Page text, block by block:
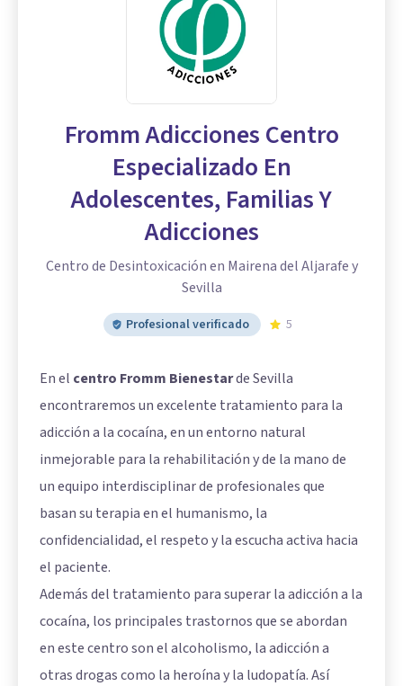
Fromm Adicciones Centro
Especializado En
Adolescentes, Familias Y
Adicciones
Centro de Desintoxicación en Mairena del Aljarafe y
Sevilla
Profesional verificado 5
En el centro Fromm Bienestarde Sevilla
encontraremos un excelente tratamiento para la
adicción a la cocaína, en un entorno natural
inmejorable para la rehabilitación y de la mano de
un equipo interdisciplinar de profesionales que
basan su terapia en el humanismo, la
confidencialidad, el respeto y la escucha activa hacia
el paciente.
Además del tratamiento para superar la adicción a la
cocaína, los principales trastornos que se abordan
en este centro son el alcoholismo, la adicción a
otras drogas como la heroína y la ludopatía. Así